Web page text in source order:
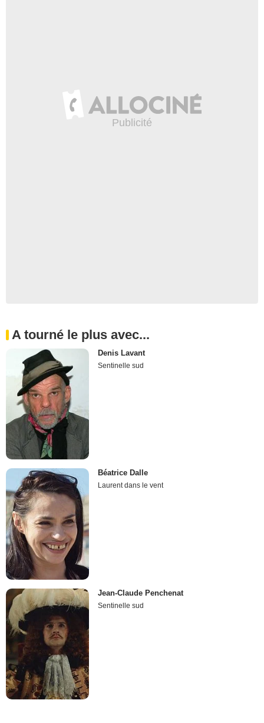
A tourné le plus avec...
Denis Lavant
Sentinelle sud
Béatrice Dalle
Laurent dans le vent
Jean-Claude Penchenat
Sentinelle sud